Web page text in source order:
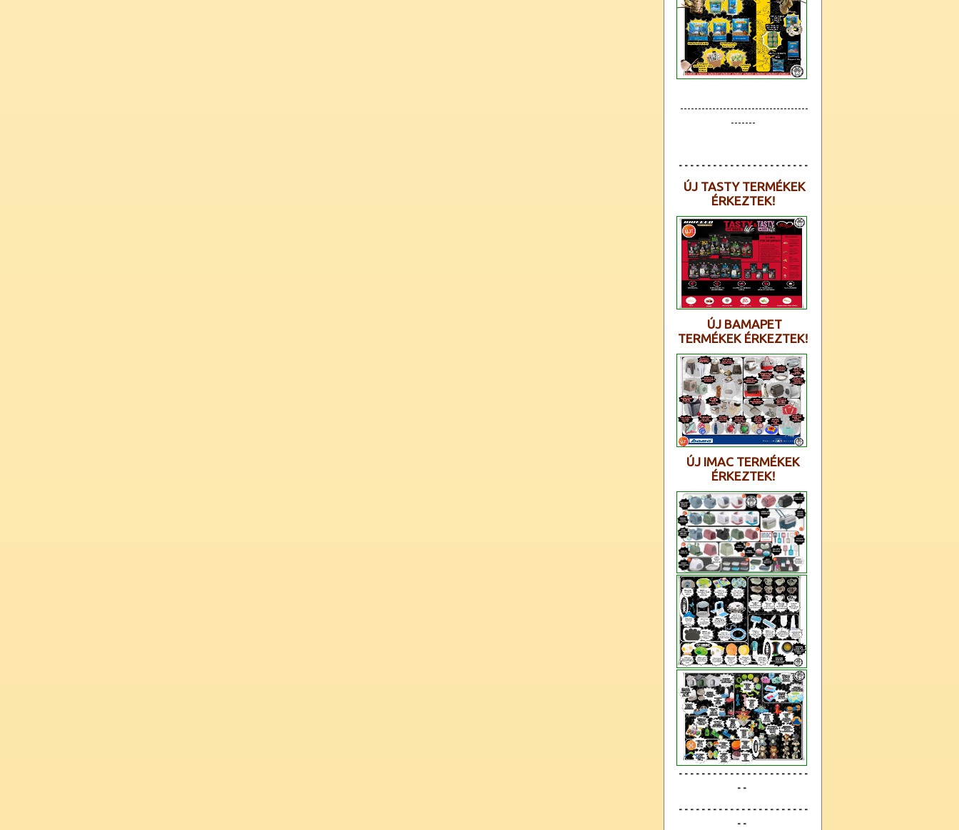
------------------------------------
-------
- - - - - - - - - - - - - - - - - - - - - - -
ÚJ TASTY TERMÉKEK
ÉRKEZTEK!
ÚJ BAMAPET
TERMÉKEK ÉRKEZTEK!
ÚJ IMAC TERMÉKEK
ÉRKEZTEK!
- - - - - - - - - - - - - - - - - - - - - - -
- -
- - - - - - - - - - - - - - - - - - - - - - -
- -